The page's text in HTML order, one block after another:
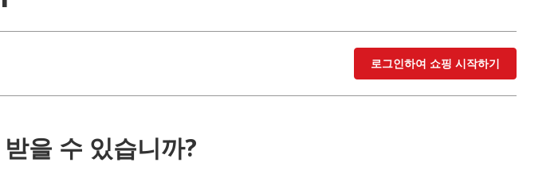
로그인하여 쇼핑 시작하기
을 수 있습니까?